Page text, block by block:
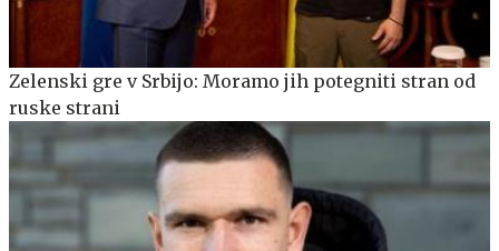
Zelenski gre v Srbijo: Moramo jih potegniti stran od
ruske strani